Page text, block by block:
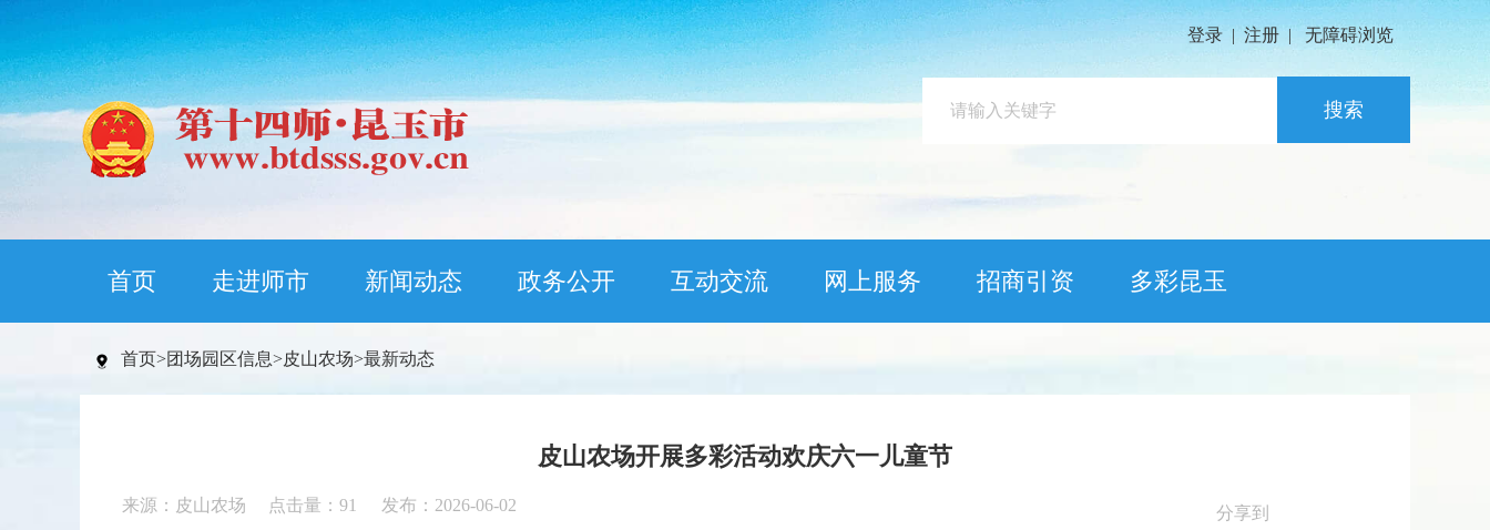
登录 | 注册 | 无障碍浏览
搜索
首页 走进师市 新闻动态 政务公开 互动交流 网上服务 招商引资 多彩昆玉
首页>团场园区信息>皮山农场>最新动态
皮山农场开展多彩活动欢庆六一儿童节
来源：皮山农场 点击量： 91 发布：2026-06-02 分享到